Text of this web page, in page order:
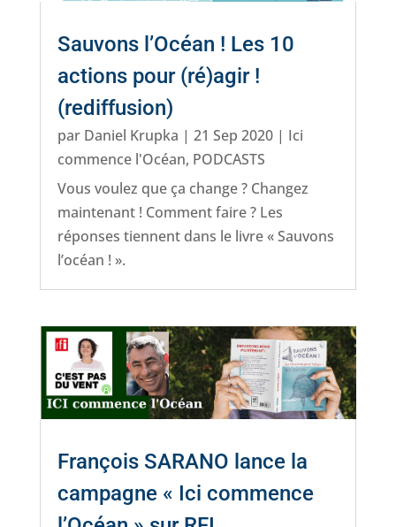
Sauvons l’Océan ! Les 10
actions pour (ré)agir !
(rediffusion)
par Daniel Krupka | 21 Sep 2020| Ici
commence l'Océan, PODCASTS
Vous voulez que ça change ? Changez
maintenant ! Comment faire ? Les
réponses tiennent dans le livre « Sauvons
l’océan ! ».
François SARANO lance la
campagne « Ici commence